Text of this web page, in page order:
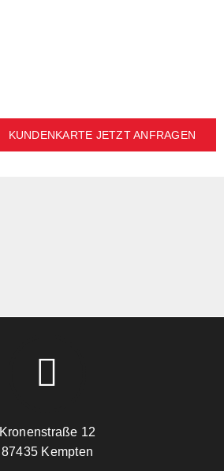
KUNDENKARTE JETZT ANFRAGEN
Kronenstraße 12
87435 Kempten